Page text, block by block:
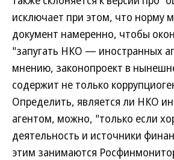
исключает при этом, что норму
документ намеренно, чтобы
"запугать НКО — иностранных
мнению, законопроект в
содержит не только
Определить, является ли НКО
агентом, можно, "только если
деятельность и источники
этим занимаются